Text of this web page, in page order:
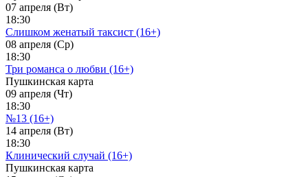
07 апреля (Вт)
18:30
Слишком женатый таксист (16+)
08 апреля (Ср)
18:30
Три романса о любви (16+)
Пушкинская карта
09 апреля (Чт)
18:30
№13 (16+)
14 апреля (Вт)
18:30
Клинический случай (16+)
Пушкинская карта